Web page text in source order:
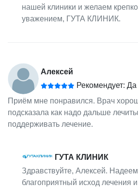
нашей клиники и желаем
уважением, ГУТА КЛИНИК.
Алексей
Рекомендует: Да
Приём мне понравился. Врач
подсказала как надо дальше
поддерживать лечение.
ГУТА КЛИНИК
Здравствуйте, Алексей.
благоприятный исход лечения